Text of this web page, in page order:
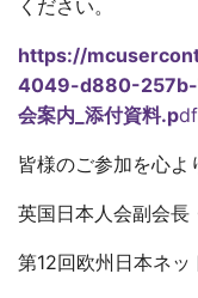
ください。
https://
4049-d880-257b-
会案内_添付資料.pdf
皆様のご参加を心よ
英国日本人会副会長
第12回欧州日本ネ